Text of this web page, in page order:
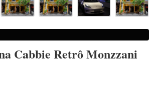
Cabbie Retrô Monzzani